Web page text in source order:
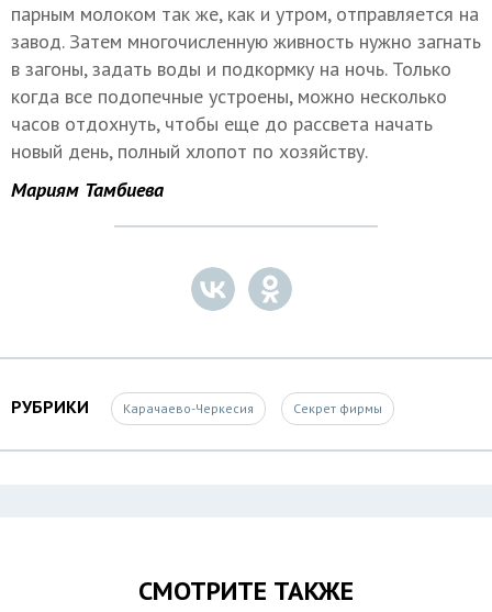
парным молоком так же, как и утром, отправляется на
завод. Затем многочисленную живность нужно загнать
в загоны, задать воды и подкормку на ночь. Только
когда все подопечные устроены, можно несколько
часов отдохнуть, чтобы еще до рассвета начать
новый день, полный хлопот по хозяйству.
Мариям Тамбиева
РУБРИКИ Карачаево-Черкесия Секрет фирмы
СМОТРИТЕ ТАКЖЕ